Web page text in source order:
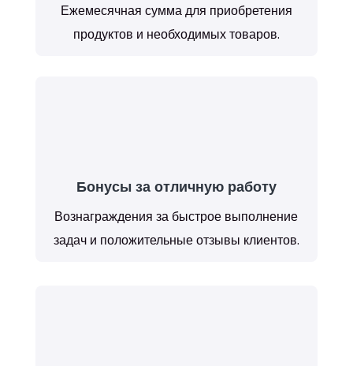
Ежемесячная сумма для приобретения
продуктов и необходимых товаров.
Бонусы за отличную работу
Вознаграждения за быстрое выполнение
задач и положительные отзывы клиентов.